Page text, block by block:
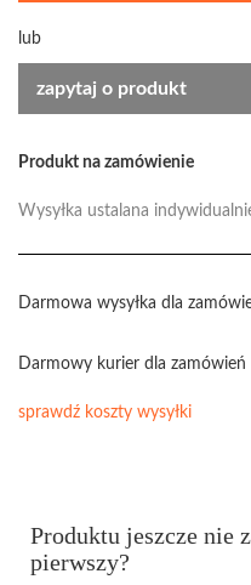
lub
zapytaj o produkt
Produkt na zamówienie
Wysyłka ustalana
Darmowa wysyłka dla
Darmowy kurier dla zamówień
sprawdź koszty wysyłki
Produktu jeszcze nie
pierwszy?